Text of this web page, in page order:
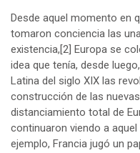
Desde aquel momento en
tomaron conciencia las
existencia, [2] Europa se
idea que tenía, desde
Latina del siglo XIX las
construcción de las
distanciamiento total de
continuaron viendo a
ejemplo, Francia jugó un